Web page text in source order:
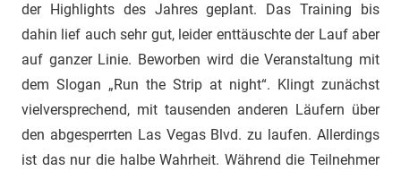
der Highlights des Jahres geplant. Das Training bis
dahin lief auch sehr gut, leider enttäuschte der Lauf aber
auf ganzer Linie. Beworben wird die Veranstaltung mit
dem Slogan „Run the Strip at night“. Klingt zunächst
vielversprechend, mit tausenden anderen Läufern über
den abgesperrten Las Vegas Blvd. zu laufen. Allerdings
ist das nur die halbe Wahrheit. Während die Teilnehmer